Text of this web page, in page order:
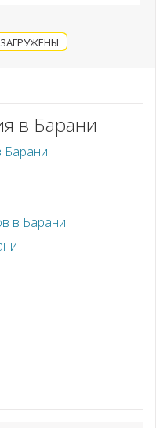
в Барани
Барани
в Барани